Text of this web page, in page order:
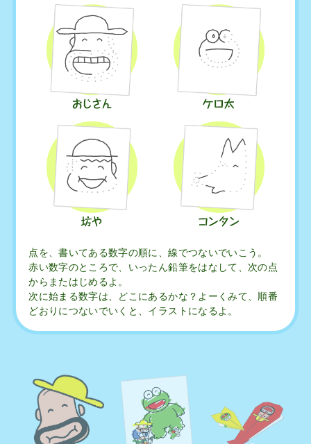
点を、書いてある数字の順に、線でつないでいこう。
赤い数字のところで、いったん鉛筆をはなして、次の点
からまたはじめるよ。
次に始まる数字は、どこにあるかな？よーくみて、順番
どおりにつないでいくと、イラストになるよ。